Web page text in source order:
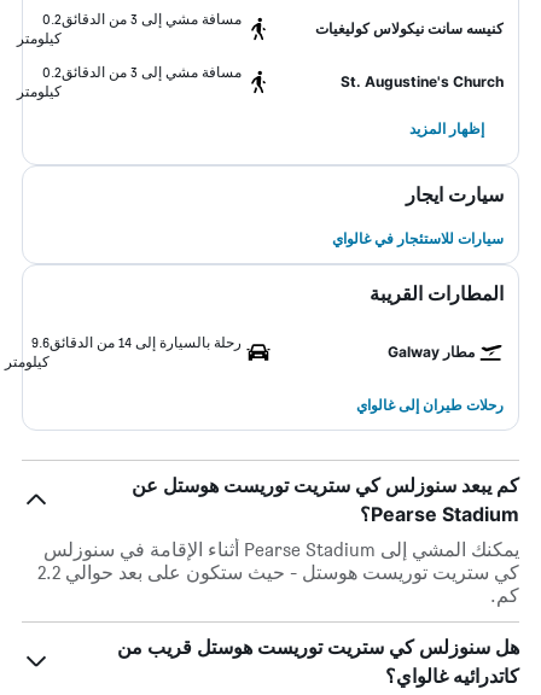
كنيسه سانت نيكولاس كوليغيات
مسافة مشي إلى 3 من الدقائق
0.2
كيلومتر
St. Augustine's Church
مسافة مشي إلى 3 من الدقائق
0.2
كيلومتر
إظهار المزيد
سيارت ايجار
سيارات للاستئجار في غالواي
المطارات القريبة
مطار Galway
رحلة بالسيارة إلى 14 من الدقائق
9.6
كيلومتر
رحلات طيران إلى غالواي
كم يبعد سنوزلس كي ستريت توريست هوستل عن
Pearse Stadium؟
يمكنك المشي إلى Pearse Stadium أثناء الإقامة في سنوزلس
كي ستريت توريست هوستل - حيث ستكون على بعد حوالي 2.2
كم.
هل سنوزلس كي ستريت توريست هوستل قريب من
كاتدرائيه غالواي؟